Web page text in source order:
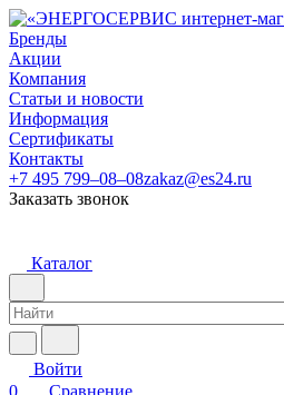
Бренды
Акции
Компания
Статьи и новости
Информация
Сертификаты
Контакты
+7 495 799–08–08zakaz@es24.ru
Заказать звонок
Каталог
Войти
0
Сравнение